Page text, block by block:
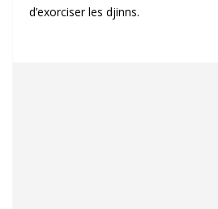
d’exorciser les djinns.